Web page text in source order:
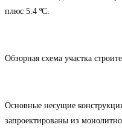
плюс 5.4 ºС.
Обзорная схема участка
Основные несущие
запроектированы из